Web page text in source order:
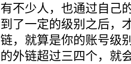
有不少人，也通过自己
到了一定的级别之后，
链，就算是你的账号级
的外链超过三四个，就